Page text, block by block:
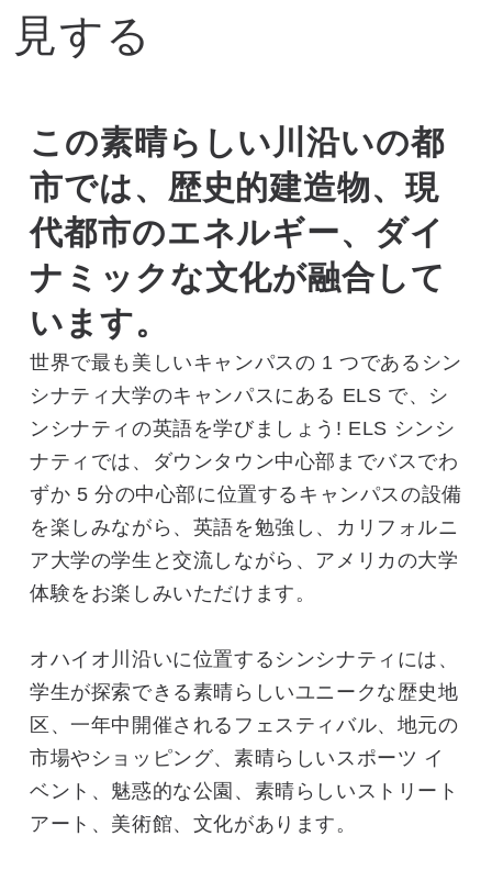
見する
この素晴らしい川沿いの都
市では、歴史的建造物、現
代都市のエネルギー、ダイ
ナミックな文化が融合して
います。
世界で最も美しいキャンパスの 1 つであるシン
シナティ大学のキャンパスにある ELS で、シ
ンシナティの英語を学びましょう! ELS シンシ
ナティでは、ダウンタウン中心部までバスでわ
ずか 5 分の中心部に位置するキャンパスの設備
を楽しみながら、英語を勉強し、カリフォルニ
ア大学の学生と交流しながら、アメリカの大学
体験をお楽しみいただけます。
オハイオ川沿いに位置するシンシナティには、
学生が探索できる素晴らしいユニークな歴史地
区、一年中開催されるフェスティバル、地元の
市場やショッピング、素晴らしいスポーツ イ
ベント、魅惑的な公園、素晴らしいストリート
アート、美術館、文化があります。